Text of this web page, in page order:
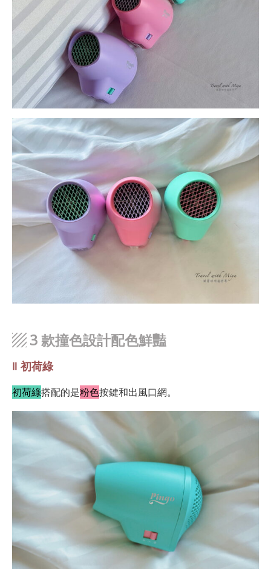
▨3 款撞色設計配色鮮豔
‖ 初荷綠
初荷綠搭配的是粉色按鍵和出風口網。